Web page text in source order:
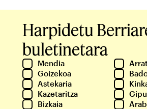
Harpidetu
buletinetara
Mendia
Goizekoa
Astekaria
Kazetaritza
Bizkaia